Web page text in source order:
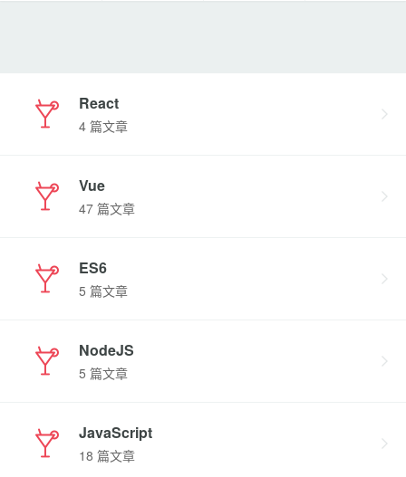
React
4 篇文章
Vue
47 篇文章
ES6
5 篇文章
NodeJS
5 篇文章
JavaScript
18 篇文章